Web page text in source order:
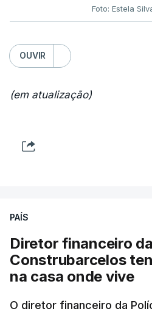
Foto: Estela
OUVIR
(em atualização)
PAÍS
Diretor financeiro
Construbarcelos
na casa onde vive
O diretor financeiro da